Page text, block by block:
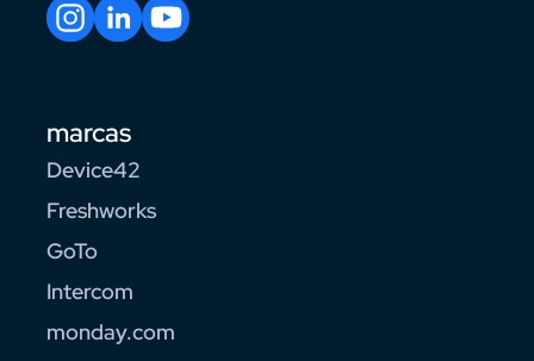
marcas
Device42
Freshworks
GoTo
Intercom
monday.com